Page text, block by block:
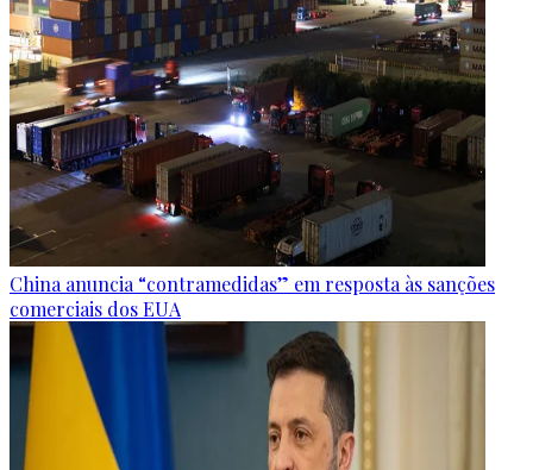
China anuncia “contramedidas” em resposta às sanções
comerciais dos EUA